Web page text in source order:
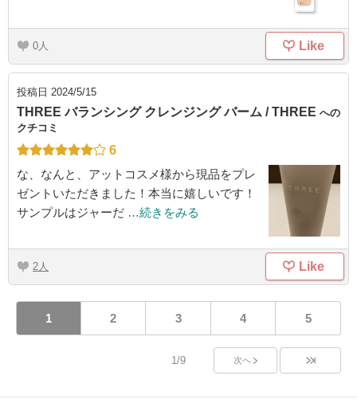
0 Like
投稿日 2024/5/15
THREE バランシング クレンジング バーム / THREE への
クチコミ
6
な、なんと、アットコスメ様から現品をプレ
ゼントいただきました！本当に嬉しいです！
サンプルはジャーだ …続きをみる
2 Like
1 2 3 4 5
1/9 次へ